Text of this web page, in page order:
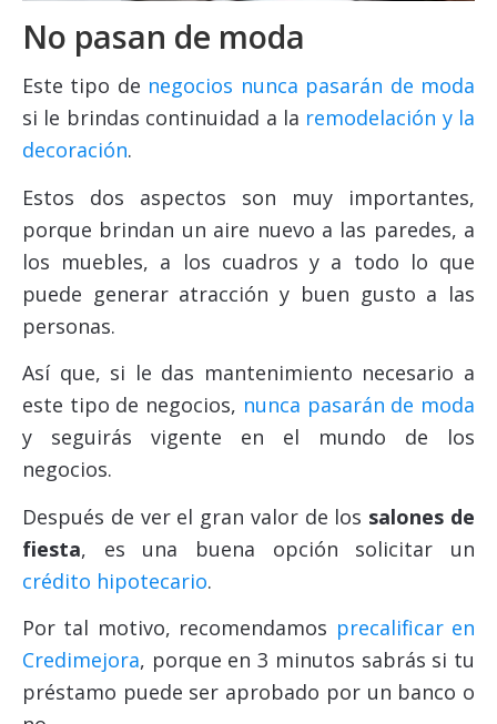
No pasan de moda
Este tipo de negocios nunca pasarán de moda
si le brindas continuidad a la remodelación y la
decoración.
Estos dos aspectos son muy importantes,
porque brindan un aire nuevo a las paredes, a
los muebles, a los cuadros y a todo lo que
puede generar atracción y buen gusto a las
personas.
Así que, si le das mantenimiento necesario a
este tipo de negocios, nunca pasarán de moda
y seguirás vigente en el mundo de los
negocios.
Después de ver el gran valor de los salones de
fiesta, es una buena opción solicitar un
crédito hipotecario.
Por tal motivo, recomendamos precalificar en
Credimejora, porque en 3 minutos sabrás si tu
préstamo puede ser aprobado por un banco o